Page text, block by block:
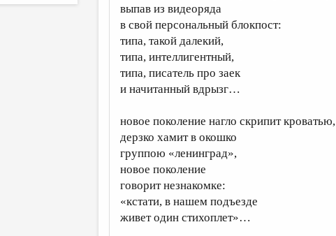
выпав из видеоряда
в свой персональный блокпост:
типа, такой далекий,
типа, интеллигентный,
типа, писатель про заек
и начитанный вдрызг…
новое поколение нагло скрипит кроватью,
дерзко хамит в окошко
группою «ленинград»,
новое поколение
говорит незнакомке:
«кстати, в нашем подъезде
живет один стихоплет»…